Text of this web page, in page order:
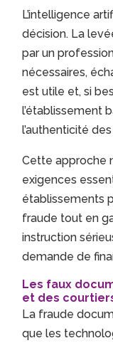
L’intelligence
décision. La
par un
nécessaires,
est utile et, si
l’établissement
l’authenticité
Cette approche
exigences
établissements
fraude tout en
instruction
demande de
Les faux
et des
La fraude
que les